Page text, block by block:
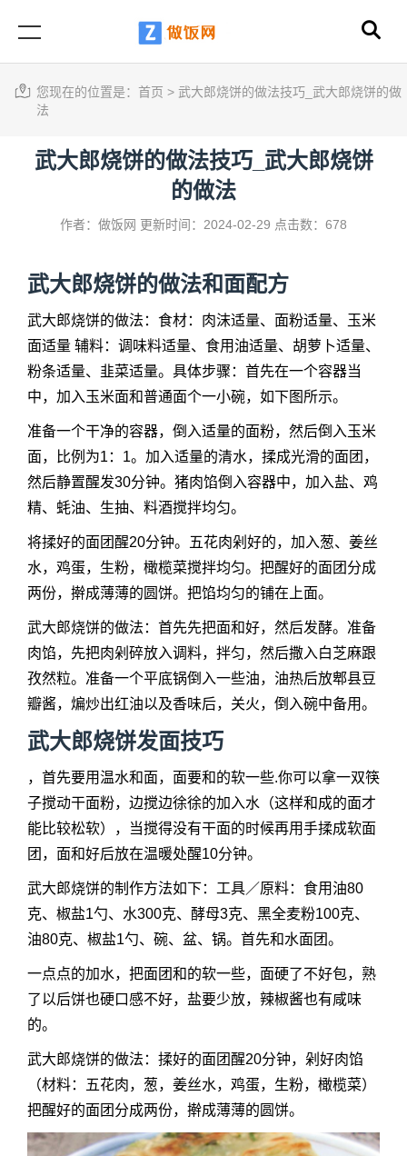
您现在的位置是： 首页 > 武大郎烧饼的做法技巧_武大郎烧饼的做
法
武大郎烧饼的做法技巧_武大郎烧饼
的做法
作者：做饭网 更新时间：2024-02-29 点击数：678
武大郎烧饼的做法和面配方
武大郎烧饼的做法 ：食材：肉沫适量、面粉适量、玉米
面适量 辅料：调味料适量、食用油适量、胡萝卜适量、
粉条适量、韭菜适量。具体步骤：首先在一个容器当
中，加入玉米面和普通面个一小碗，如下图所示。
准备一个干净的容器，倒入适量的面粉，然后倒入玉米
面，比例为1：1。加入适量的清水，揉成光滑的面团，
然后静置醒发30分钟。猪肉馅倒入容器中，加入盐、鸡
精、蚝油、生抽、料酒搅拌均匀。
将揉好的面团醒20分钟。五花肉剁好的，加入葱、姜丝
水，鸡蛋，生粉，橄榄菜搅拌均匀。把醒好的面团分成
两份，擀成薄薄的圆饼。把馅均匀的铺在上面。
武大郎烧饼的做法：首先先把面和好，然后发酵。准备
肉馅，先把肉剁碎放入调料，拌匀，然后撒入白芝麻跟
孜然粒。准备一个平底锅倒入一些油，油热后放郫县豆
瓣酱，煸炒出红油以及香味后，关火，倒入碗中备用。
武大郎烧饼发面技巧
，首先要用温水和面，面要和的软一些.你可以拿一双筷
子搅动干面粉，边搅边徐徐的加入水（这样和成的面才
能比较松软），当搅得没有干面的时候再用手揉成软面
团，面和好后放在温暖处醒10分钟。
武大郎烧饼的制作方法如下：工具／原料：食用油80
克、椒盐1勺、水300克、酵母3克、黑全麦粉100克、
油80克、椒盐1勺、碗、盆、锅。首先和水面团。
一点点的加水，把面团和的软一些，面硬了不好包，熟
了以后饼也硬口感不好，盐要少放，辣椒酱也有咸味
的。
武大郎烧饼的做法：揉好的面团醒20分钟，剁好肉馅
（材料：五花肉，葱，姜丝水，鸡蛋，生粉，橄榄菜）
把醒好的面团分成两份，擀成薄薄的圆饼。